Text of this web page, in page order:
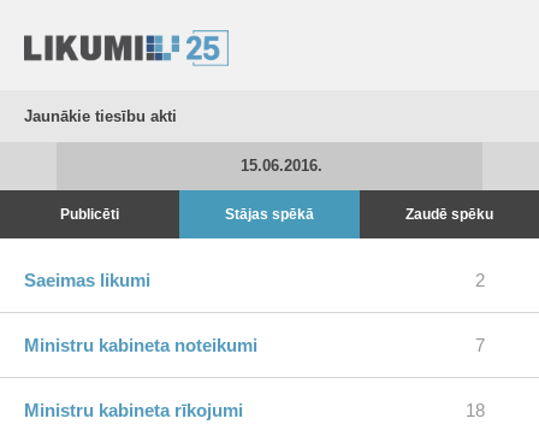
Jaunākie tiesību akti
15.06.2016.
Publicēti Stājas spēkā Zaudē spēku
Saeimas likumi 2
Ministru kabineta noteikumi 7
Ministru kabineta rīkojumi 18